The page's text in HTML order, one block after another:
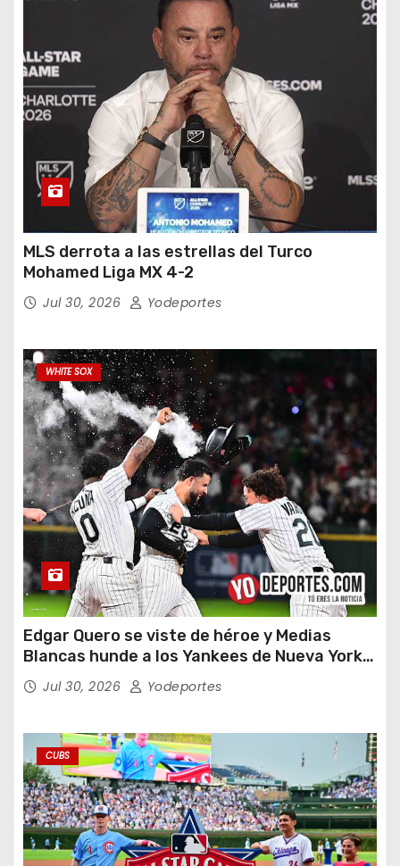
MLS derrota a las estrellas del Turco
Mohamed Liga MX 4-2
Jul 30, 2026 Yodeportes
WHITE SOX
Edgar Quero se viste de héroe y Medias
Blancas hunde a los Yankees de Nueva York
en doce entradas
Jul 30, 2026 Yodeportes
CUBS